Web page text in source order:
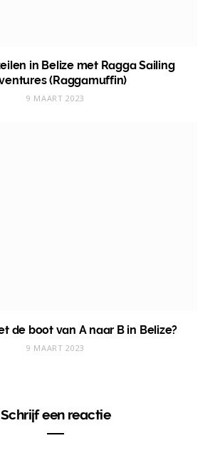
in Belize met Ragga Sailing
(Raggamuffin)
9 MAART 2023
de boot van A naar B in Belize?
9 MAART 2023
Schrijf een reactie